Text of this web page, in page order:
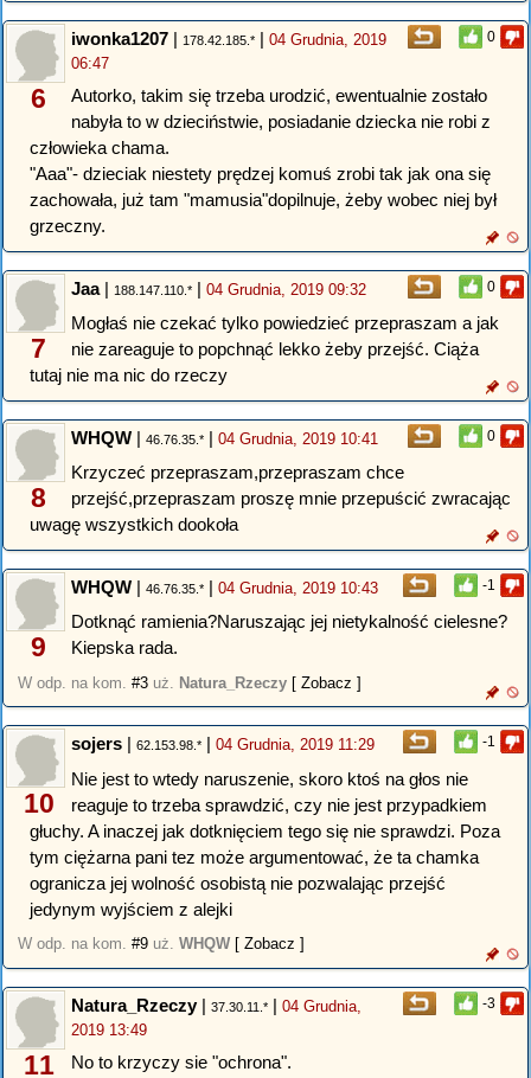
0
6
iwonka1207 | 178.42.185.* | 04 Grudnia, 2019
06:47
Autorko, takim się trzeba urodzić, ewentualnie zostało
nabyła to w dzieciństwie, posiadanie dziecka nie robi z
człowieka chama.
"Aaa"- dzieciak niestety prędzej komuś zrobi tak jak ona się
zachowała, już tam "mamusia"dopilnuje, żeby wobec niej był
grzeczny.
0
7
Jaa| 188.147.110.* | 04 Grudnia, 2019 09:32
Mogłaś nie czekać tylko powiedzieć przepraszam a jak
nie zareaguje to popchnąć lekko żeby przejść. Ciąża
tutaj nie ma nic do rzeczy
0
8
WHQW | 46.76.35.* | 04 Grudnia, 2019 10:41
Krzyczeć przepraszam,przepraszam chce
przejść,przepraszam proszę mnie przepuścić zwracając
uwagę wszystkich dookoła
-1
9
WHQW | 46.76.35.* | 04 Grudnia, 2019 10:43
Dotknąć ramienia?Naruszając jej nietykalność cielesne?
Kiepska rada.
W odp. na kom. #3 uż. Natura_Rzeczy [ Zobacz ]
-1
10
sojers | 62.153.98.* | 04 Grudnia, 2019 11:29
Nie jest to wtedy naruszenie, skoro ktoś na głos nie
reaguje to trzeba sprawdzić, czy nie jest przypadkiem
głuchy. A inaczej jak dotknięciem tego się nie sprawdzi. Poza
tym ciężarna pani tez może argumentować, że ta chamka
ogranicza jej wolność osobistą nie pozwalając przejść
jedynym wyjściem z alejki
W odp. na kom. #9 uż. WHQW [ Zobacz ]
-3
11
Natura_Rzeczy| 37.30.11.* | 04 Grudnia,
2019 13:49
No to krzyczy sie "ochrona".